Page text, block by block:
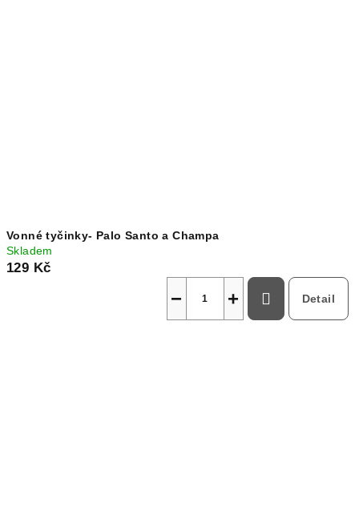
Vonné tyčinky- Palo Santo a Champa
Skladem
129 Kč
+
− Detail